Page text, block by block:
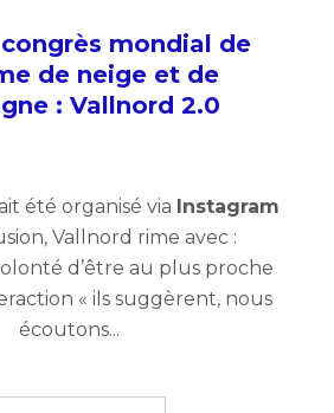
mondial de
de neige et de
: Vallnord 2.0
été organisé via Instagram
Vallnord rime avec :
d’être au plus proche
« ils suggèrent, nous
écoutons...